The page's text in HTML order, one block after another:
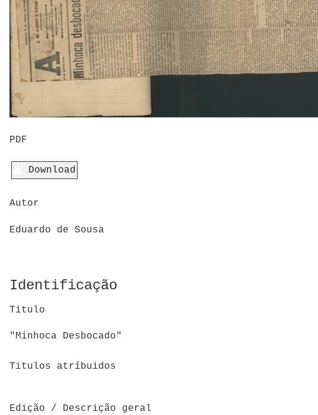
PDF
Download
Autor
Eduardo de Sousa
Identificação
Titulo
"Minhoca Desbocado"
Titulos atríbuidos
Edição / Descrição geral